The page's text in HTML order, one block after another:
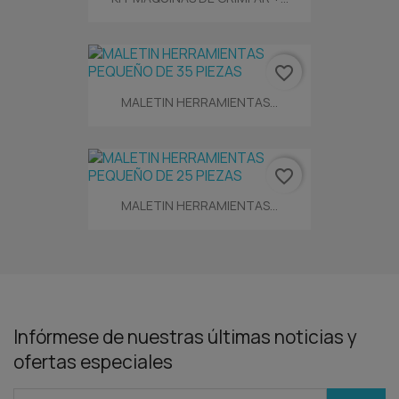
MALETIN HERRAMIENTAS...
favorite_border
MALETIN HERRAMIENTAS...
favorite_border
Infórmese de nuestras últimas noticias y
ofertas especiales